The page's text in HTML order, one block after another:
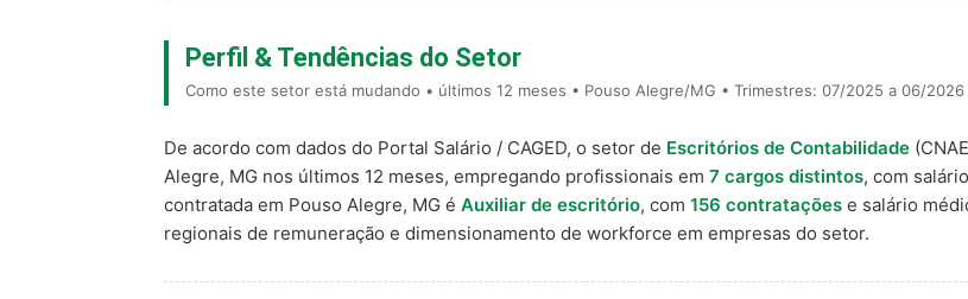
Perfil & Tendências do Setor
Como este setor está mudando • últimos 12 meses • Pouso Alegre/MG • Trimestres: 07/2025 a 06/2026
De acordo com dados do Portal Salário / CAGED, o setor de Escritórios de Contabilidade
Alegre, MG nos últimos 12 meses, empregando profissionais em 7 cargos distintos, com
contratada em Pouso Alegre, MG é Auxiliar de escritório, com 156 contratações e salário
regionais de remuneração e dimensionamento de workforce em empresas do setor.